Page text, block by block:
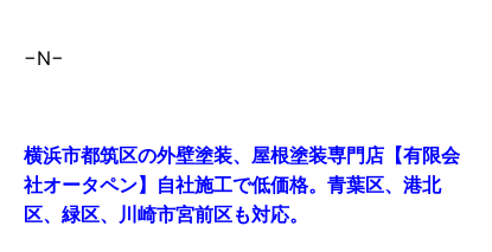
−N−
横浜市都筑区の外壁塗装、屋根塗装専門店【有限会
社オータペン】自社施工で低価格。青葉区、港北
区、緑区、川崎市宮前区も対応。